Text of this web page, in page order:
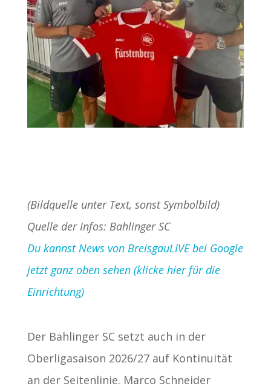
(Bildquelle unter Text, sonst Symbolbild)
Quelle der Infos: Bahlinger SC
Du kannst News von BreisgauLIVE bei Google
jetzt ganz oben sehen (klicke hier für die
Einrichtung)
Der Bahlinger SC setzt auch in der
Oberligasaison 2026/27 auf Kontinuität
an der Seitenlinie. Marco Schneider